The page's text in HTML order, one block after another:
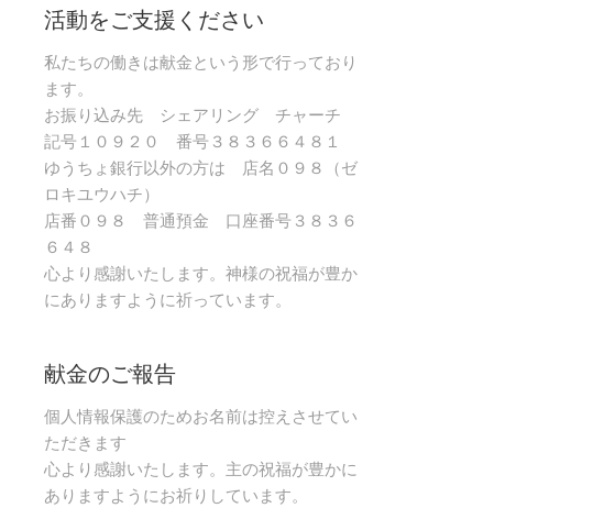
活動をご支援ください
私たちの働きは献金という形で行っており
ます。
お振り込み先 シェアリング チャーチ
記号１０９２０ 番号３８３６６４８１
ゆうちょ銀行以外の方は 店名０９８（ゼ
ロキユウハチ）
店番０９８ 普通預金 口座番号３８３６
６４８
心より感謝いたします。神様の祝福が豊か
にありますように祈っています。
献金のご報告
個人情報保護のためお名前は控えさせてい
ただきます
心より感謝いたします。主の祝福が豊かに
ありますようにお祈りしています。